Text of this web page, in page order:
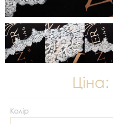
Ціна:
Колір